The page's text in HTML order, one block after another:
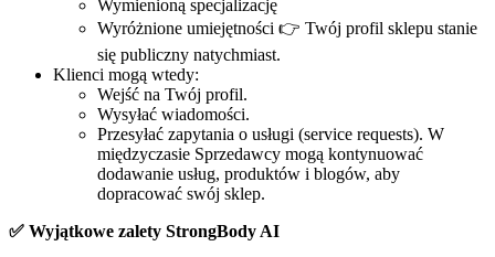
Wymienioną specjalizację
Wyróżnione umiejętności 👉 Twój profil sklepu stanie
się publiczny natychmiast.
Klienci mogą wtedy:
Wejść na Twój profil.
Wysyłać wiadomości.
Przesyłać zapytania o usługi (service requests). W
międzyczasie Sprzedawcy mogą kontynuować
dodawanie usług, produktów i blogów, aby
dopracować swój sklep.
✅ Wyjątkowe zalety StrongBody AI